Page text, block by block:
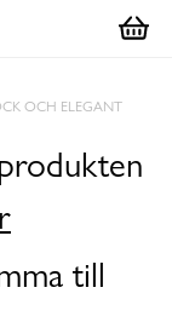
OCH ELEGANT
till